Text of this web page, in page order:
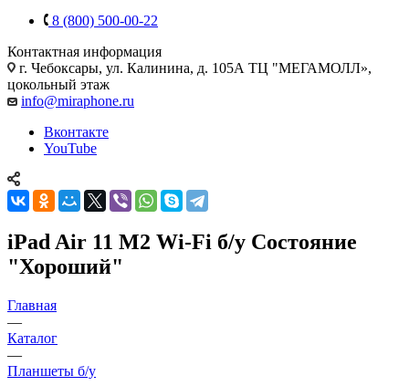
8 (800) 500-00-22
Контактная информация
г. Чебоксары, ул. Калинина, д. 105А ТЦ "МЕГАМОЛЛ»,
цокольный этаж
info@miraphone.ru
Вконтакте
YouTube
iPad Air 11 M2 Wi-Fi б/у Состояние
"Хороший"
Главная
—
Каталог
—
Планшеты б/у